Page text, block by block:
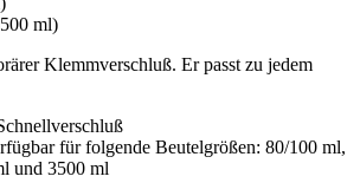
ml)
Klemmverschluß. Er passt zu jedem
für folgende Beutelgrößen: 80/100 ml,
und 3500 ml